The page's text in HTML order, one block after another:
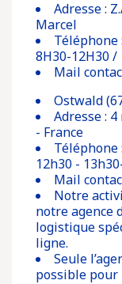
Adresse :
Marcel
Téléphone
8H30-12H30 /
Mail
Ostwald
Adresse :
- France
Téléphone
12h30 -
Mail
Notre
notre agence
logistique
ligne.
Seule
possible pour